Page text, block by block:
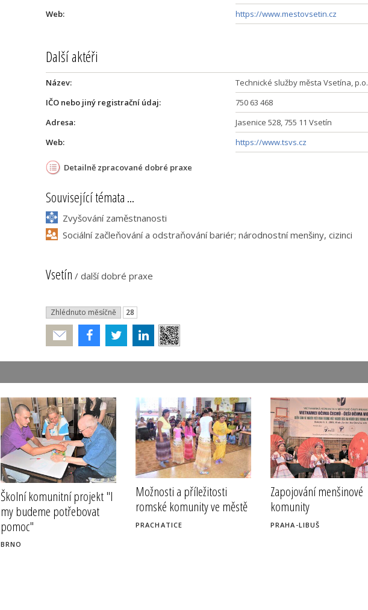
Web:
https://www.mestovsetin.cz
Další aktéři
Název:
Technické služby města Vsetína, p.o.
IČO nebo jiný registrační údaj:
750 63 468
Adresa:
Jasenice 528, 755 11 Vsetín
Web:
https://www.tsvs.cz
Detailně zpracované dobré praxe
Související témata ...
Zvyšování zaměstnanosti
Sociální začleňování a odstraňování bariér; národnostní menšiny, cizinci
Vsetín / další dobré praxe
Zhlédnuto měsíčně 28
Poslat
Školní komunitní projekt "I
my budeme potřebovat
pomoc"
BRNO
Možnosti a příležitosti
romské komunity ve městě
PRACHATICE
Zapojování menšinové
komunity
PRAHA-LIBUŠ